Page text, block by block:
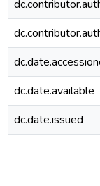
dc.date.available
dc.date.issued